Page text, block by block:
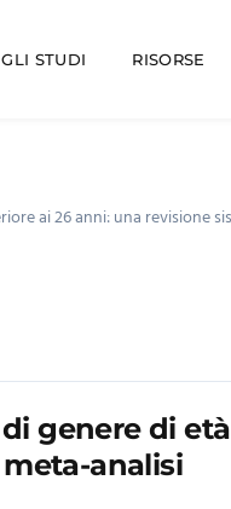
STUDI RISORSE
ai 26 anni: una revisione
genere di
analisi